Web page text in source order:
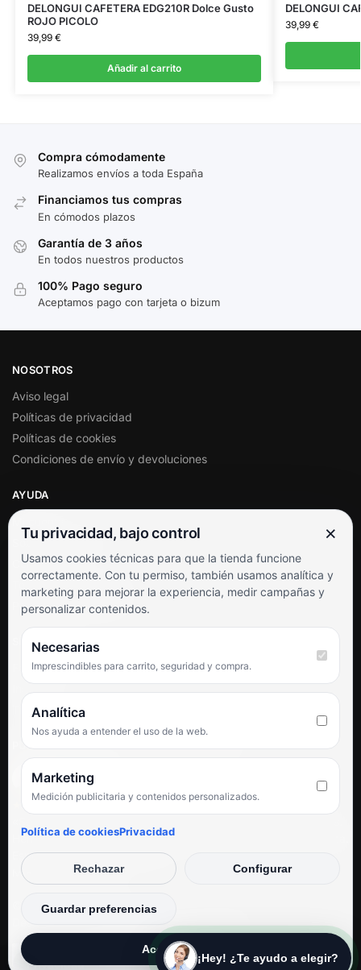
DELONGUI CAFETERA EDG210R Dolce Gusto
ROJO PICOLO
39,99 €
Añadir al carrito
DELONGUI
39,99 €
Compra cómodamente
Realizamos envíos a toda España
Financiamos tus compras
En cómodos plazos
Garantía de 3 años
En todos nuestros productos
100% Pago seguro
Aceptamos pago con tarjeta o bizum
NOSOTROS
Aviso legal
Políticas de privacidad
Políticas de cookies
Condiciones de envío y devoluciones
AYUDA
Soporte al cliente
Contacto
Términos y condiciones
Preguntas frecuentes
SÍGUENOS
Facebook
TikTok
PUNTUACIÓN DE 4,6 SOBRE 5 EN GOOGLE
★★★★★
Hemos comprado en varias ocasiones y siempre dan respuesta.
Espectacular, servicio de 10.»
Iván Rodríguez Ramos
© Electrodirecto 2026
¡Hey! ¿Te ayudo a elegir?
Tu privacidad, bajo control ×
Usamos cookies técnicas para que la tienda funcione
correctamente. Con tu permiso, también usamos analítica y
marketing para mejorar la experiencia, medir campañas y
personalizar contenidos.
Necesarias
Imprescindibles para carrito, seguridad y compra.
Analítica
Nos ayuda a entender el uso de la web.
Marketing
Medición publicitaria y contenidos personalizados.
Política de cookiesPrivacidad
Rechazar Configurar
Guardar preferencias
Aceptar todas
Privacidad